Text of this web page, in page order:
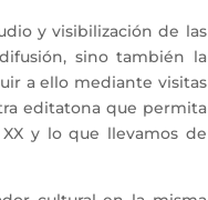
y visibilización de las
sino también la
a ello mediante visitas
editatona que permita
y lo que llevamos de